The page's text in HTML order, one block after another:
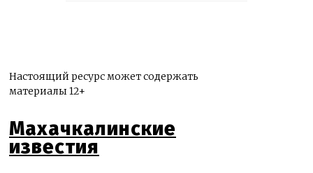
Настоящий ресурс может содержать
материалы 12+
Махачкалинские
известия